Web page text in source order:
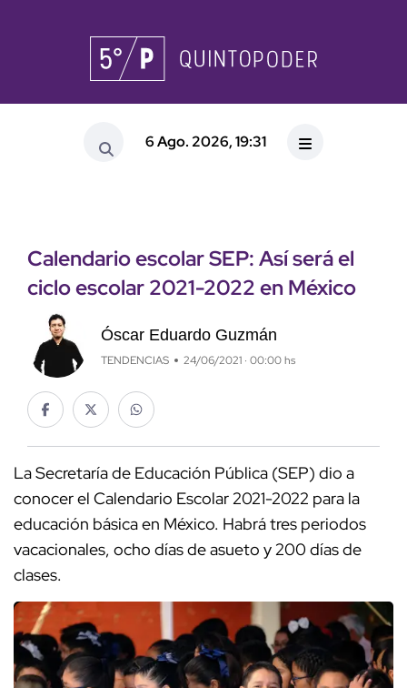
6 Ago. 2026, 19:31
Calendario escolar SEP: Así será el
ciclo escolar 2021-2022 en México
Óscar Eduardo Guzmán
TENDENCIAS 24/06/2021 · 00:00 hs
La Secretaría de Educación Pública (SEP) dio a
conocer el Calendario Escolar 2021-2022 para la
educación básica en México. Habrá tres periodos
vacacionales, ocho días de asueto y 200 días de
clases.